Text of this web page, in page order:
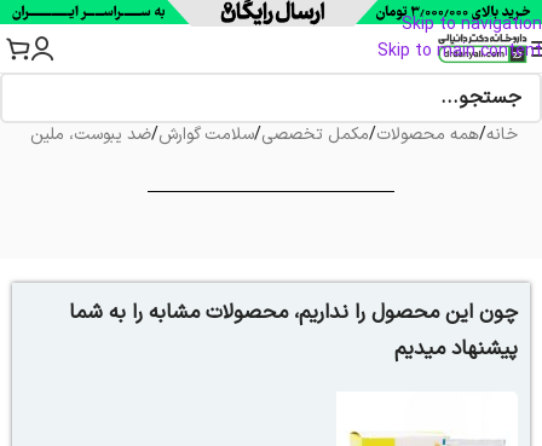
Skip to navigation
Skip to main content
خانه/همه محصولات/مکمل تخصصی/سلامت گوارش/ضد یبوست، ملین
چون این محصول را نداریم، محصولات مشابه را به شما
پیشنهاد میدیم